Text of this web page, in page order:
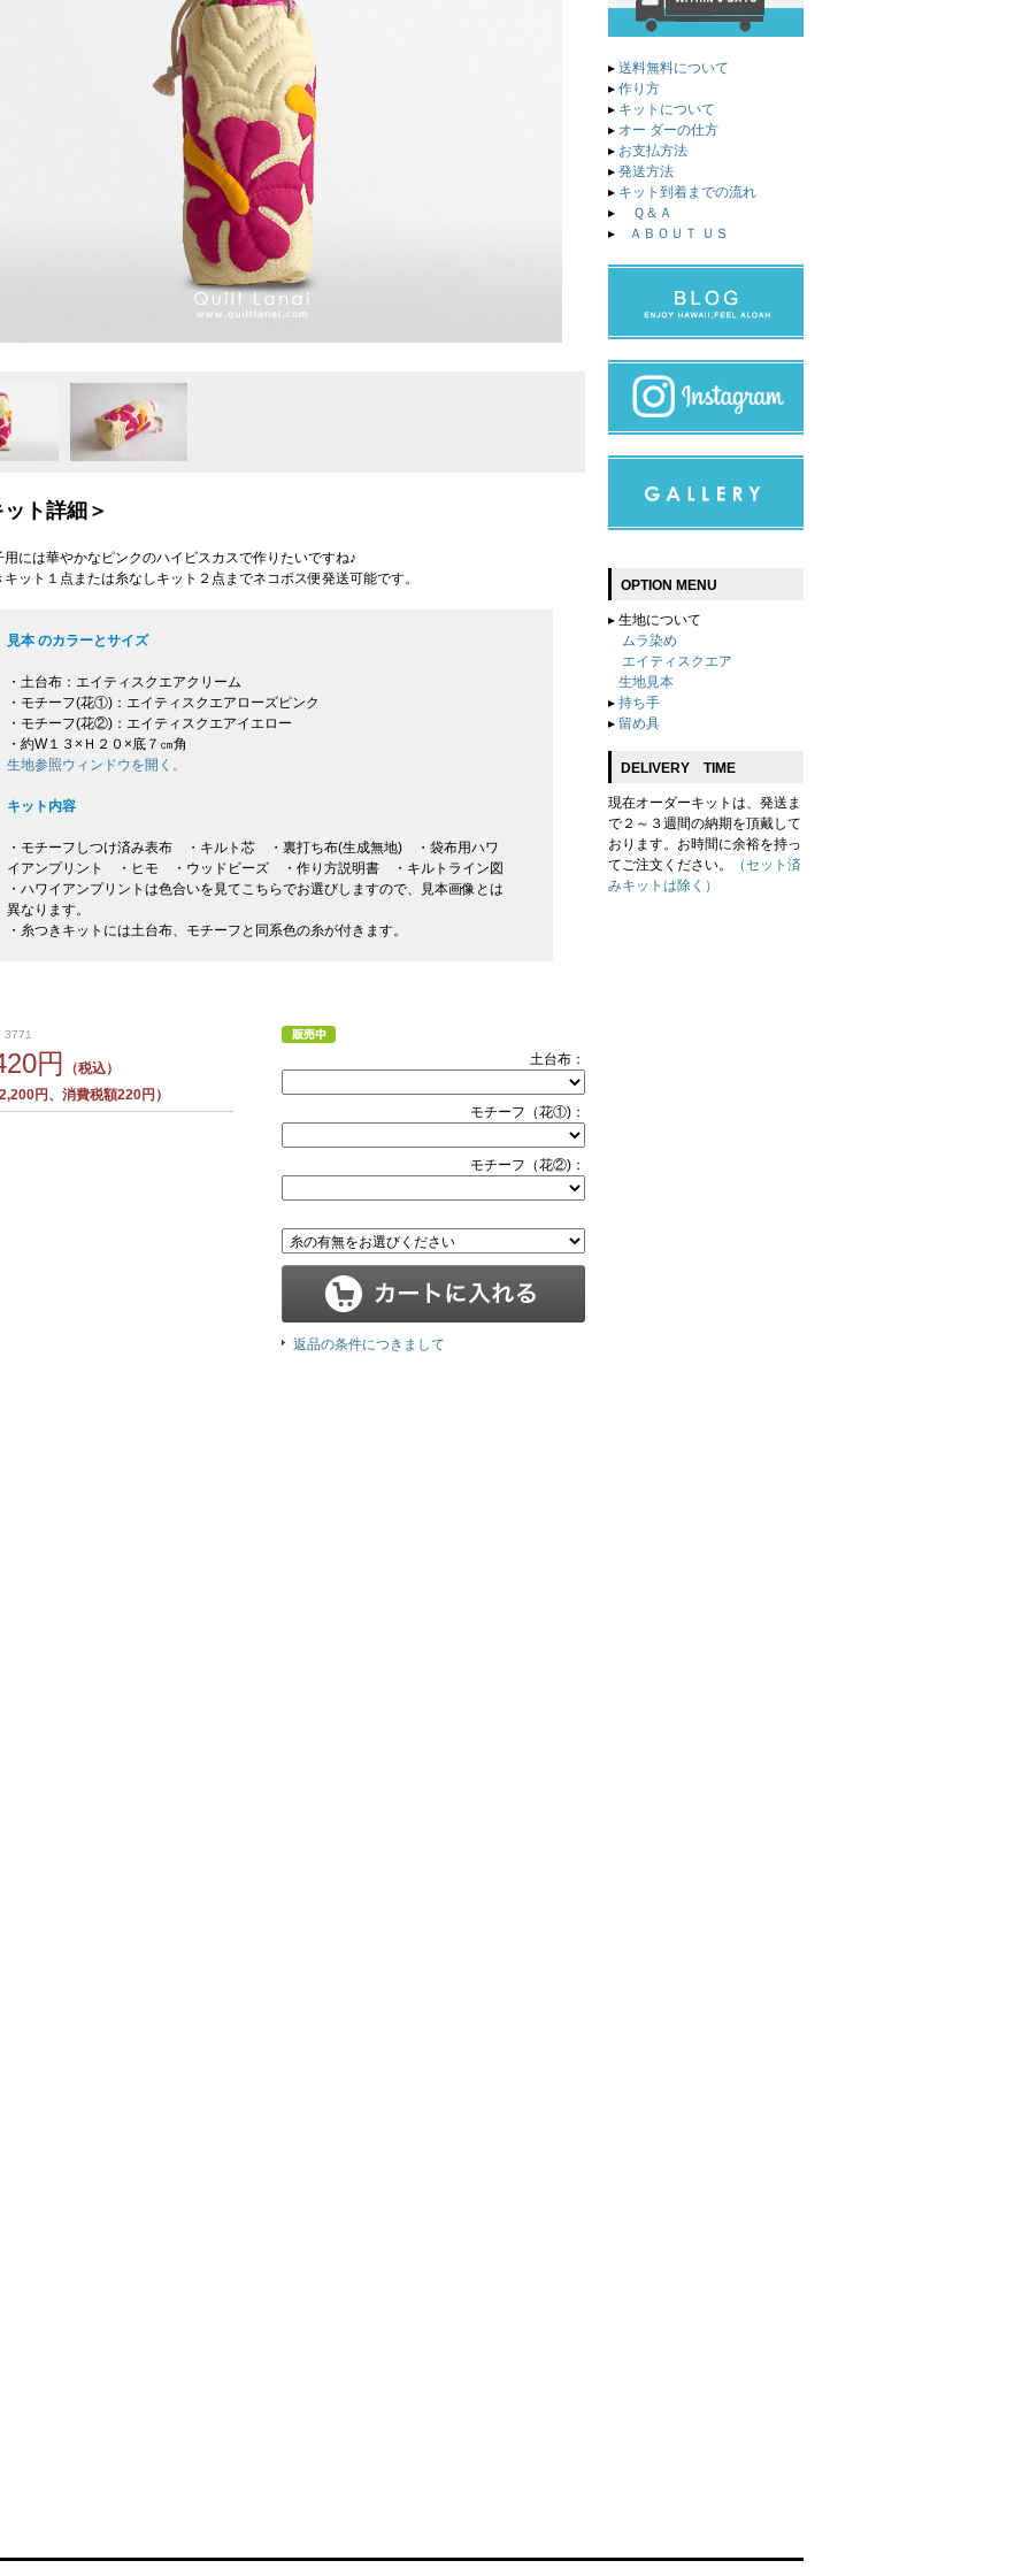
ト詳細＞
用には華やかなピンクのハイビスカスで作りたいですね♪
キット１点または糸なしキット２点までネコポス便発送可能です。
見本 のカラーとサイズ
・土台布：エイティスクエアクリーム
・モチーフ(花①)：エイティスクエアローズピンク
・モチーフ(花②)：エイティスクエアイエロー
・約W１３×Ｈ２０×底７㎝角
生地参照ウィンドウを開く。
キット内容
・モチーフしつけ済み表布 ・キルト芯 ・裏打ち布(生成無地) ・袋布用ハワ
イアンプリント ・ヒモ ・ウッドビーズ ・作り方説明書 ・キルトライン図
・ハワイアンプリントは色合いを見てこちらでお選びしますので、見本画像とは
異なります。
・糸つきキットには土台布、モチーフと同系色の糸が付きます。
3771
円
（税込）
円、消費税額220円）
土台布：
モチーフ（花①)：
モチーフ（花②)：
返品の条件につきまして
▸ 送料無料について
▸ 作り方
▸ キットについて
▸ オー ダーの仕方
▸ お支払方法
▸ 発送方法
▸ キット到着までの流れ
▸
Ｑ＆Ａ
▸
ＡＢＯＵＴ ＵＳ
OPTION MENU
▸ 生地について
ムラ染め
エイティスクエア
生地見本
▸ 持ち手
▸ 留め具
DELIVERY TIME
現在オーダーキットは、発送ま
で２～３週間の納期を頂戴して
おります。お時間に余裕を持っ
てご注文ください。
（セット済
みキットは除く）